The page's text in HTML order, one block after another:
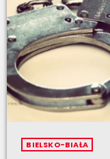
BIELSKO-BIAŁA